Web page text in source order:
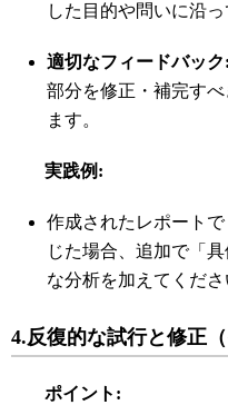
した目的や問いに沿
適切なフィードバック:
部分を修正・補完す
ます。
実践例 :
作成されたレポート
じた場合、追加で「
な分析を加えてくださ
4.反復的な試行と修正
ポイント :